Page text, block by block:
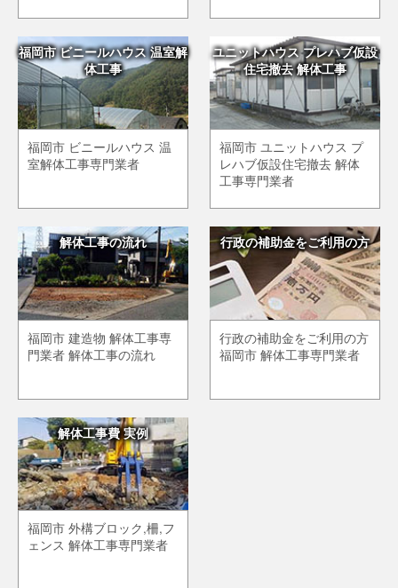
福岡市 ビニールハウス 温室解
体工事
福岡市 ビニールハウス 温
室解体工事専門業者
ユニットハウス プレハブ仮設
住宅撤去 解体工事
福岡市 ユニットハウス プ
レハブ仮設住宅撤去 解体
工事専門業者
解体工事の流れ
福岡市 建造物 解体工事専
門業者 解体工事の流れ
行政の補助金をご利用の方
行政の補助金をご利用の方
福岡市 解体工事専門業者
解体工事費 実例
福岡市 外構ブロック,柵,フ
ェンス 解体工事専門業者